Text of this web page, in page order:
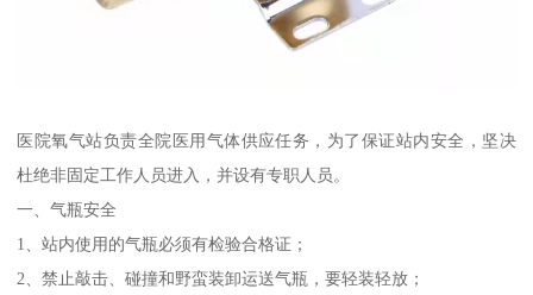
医院氧气站负责全院医用气体供应任务，为了保证站内安全，坚决
杜绝非固定工作人员进入，并设有专职人员。
一、气瓶安全
1、站内使用的气瓶必须有检验合格证；
2、禁止敲击、碰撞和野蛮装卸运送气瓶，要轻装轻放；